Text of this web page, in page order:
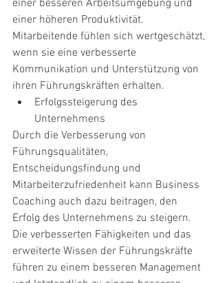
einer besseren Arbeitsumgebung und
einer höheren Produktivität.
Mitarbeitende fühlen sich wertgeschätzt,
wenn sie eine verbesserte
Kommunikation und Unterstützung von
ihren Führungskräften erhalten.
Erfolgssteigerung des
Unternehmens
Durch die Verbesserung von
Führungsqualitäten,
Entscheidungsfindung und
Mitarbeiterzufriedenheit kann Business
Coaching auch dazu beitragen, den
Erfolg des Unternehmens zu steigern.
Die verbesserten Fähigkeiten und das
erweiterte Wissen der Führungskräfte
führen zu einem besseren Management